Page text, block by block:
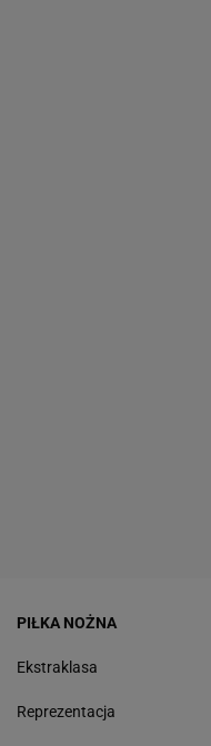
PIŁKA NOŻNA
Ekstraklasa
Reprezentacja